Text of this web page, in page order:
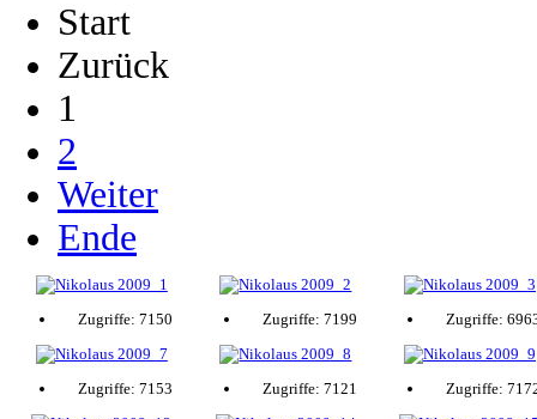
Start
Zurück
1
2
Weiter
Ende
Zugriffe: 7150 Zugriffe: 7199 Zugriffe:
Zugriffe: 7153 Zugriffe: 7121 Zugriffe: